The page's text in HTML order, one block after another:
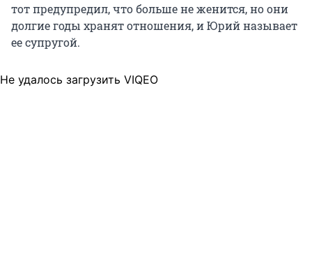
тот предупредил, что больше не женится, но они
долгие годы хранят отношения, и Юрий называет
ее супругой.
Не удалось загрузить VIQEO